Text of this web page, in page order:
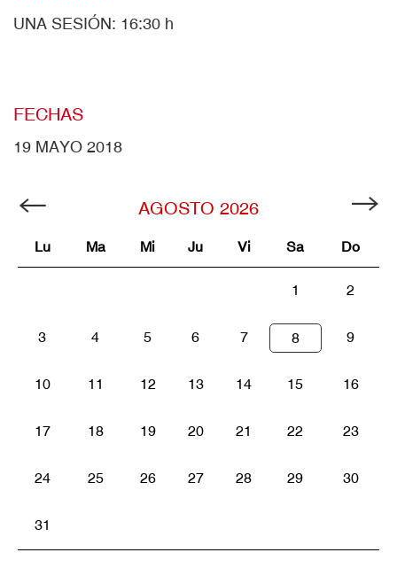
UNA SESIÓN: 16:30 h
FECHAS
19 MAYO 2018
AGOSTO 2026
Lu Ma Mi Ju Vi Sa Do
1 2
3 4 5 6 7 8 9
10 11 12 13 14 15 16
17 18 19 20 21 22 23
24 25 26 27 28 29 30
31